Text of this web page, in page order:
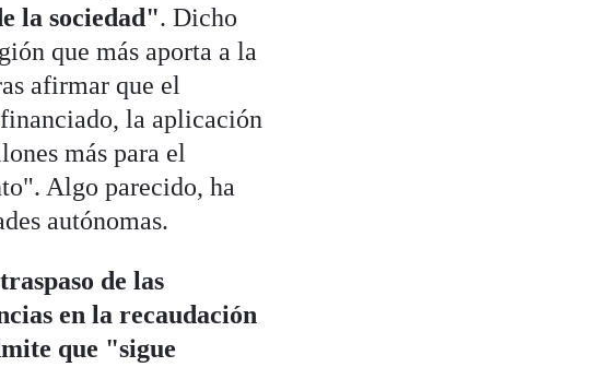
la sociedad". Dicho
que más aporta a la
afirmar que el
la aplicación
más para el
Algo parecido, ha
autónomas.
de las
en la recaudación
que "sigue